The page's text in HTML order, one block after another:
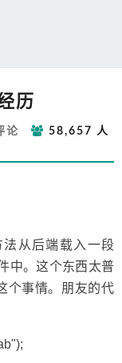
历
论
58,657 人
从后端载入一段
中。这个东西太普
个事情。朋友的代